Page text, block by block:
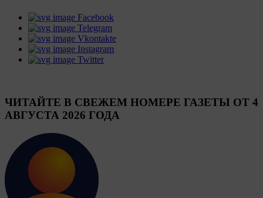
Facebook
Telegram
Vkontakte
Instagram
Twitter
ЧИТАЙТЕ В СВЕЖЕМ НОМЕРЕ ГАЗЕТЫ ОТ 4
АВГУСТА 2026 ГОДА